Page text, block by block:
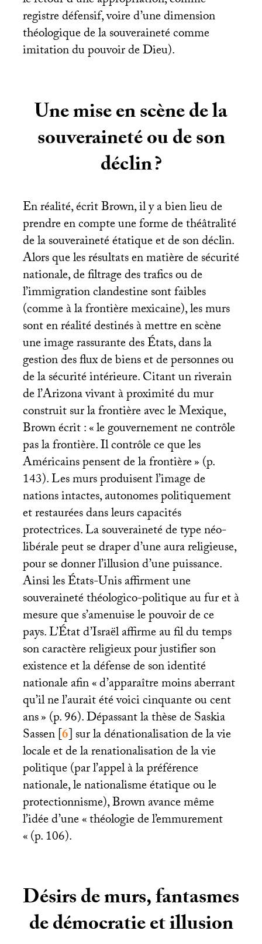
registre défensif, voire d’une dimension
théologique de la souveraineté comme
imitation du pouvoir de Dieu).
Une mise en scène de la
souveraineté ou de son
déclin?
En réalité, écrit Brown, il y a bien lieu de
prendre en compte une forme de théâtralité
de la souveraineté étatique et de son déclin.
Alors que les résultats en matière de sécurité
nationale, de filtrage des trafics ou de
l’immigration clandestine sont faibles
(comme à la frontière mexicaine), les murs
sont en réalité destinés à mettre en scène
une image rassurante des États, dans la
gestion des flux de biens et de personnes ou
de la sécurité intérieure. Citant un riverain
de l’Arizona vivant à proximité du mur
construit sur la frontière avec le Mexique,
Brown écrit : «le gouvernement ne contrôle
pas la frontière. Il contrôle ce que les
Américains pensent de la frontière» (p.
143). Les murs produisent l’image de
nations intactes, autonomes politiquement
et restaurées dans leurs capacités
protectrices. La souveraineté de type néo-
libérale peut se draper d’une aura religieuse,
pour se donner l’illusion d’une puissance.
Ainsi les États-Unis affirment une
souveraineté théologico-politique au fur et à
mesure que s’amenuise le pouvoir de ce
pays. L’État d’Israël affirme au fil du temps
son caractère religieux pour justifier son
existence et la défense de son identité
nationale afin «d’apparaître moins aberrant
qu’il ne l’aurait été voici cinquante ou cent
ans» (p. 96). Dépassant la thèse de Saskia
Sassen[6]sur la dénationalisation de la vie
locale et de la renationalisation de la vie
politique (par l’appel à la préférence
nationale, le nationalisme étatique ou le
protectionnisme), Brown avance même
l’idée d’une «théologie de l’emmurement
«(p. 106).
Désirs de murs, fantasmes
de démocratie et illusion